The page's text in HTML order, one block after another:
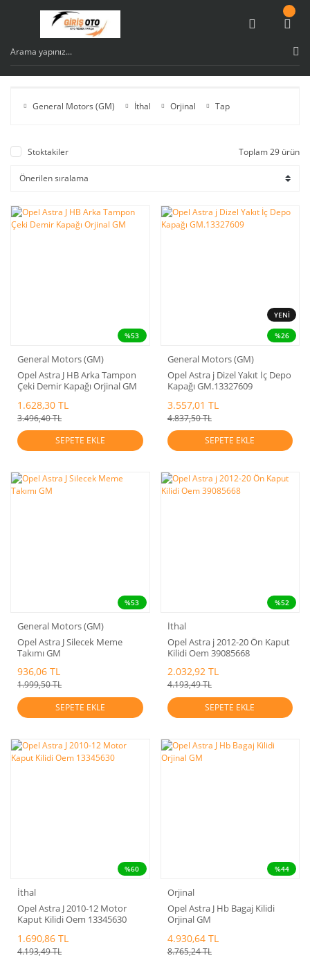
General Motors (GM) İthal Orjinal Tap
Stoktakiler Toplam 29 ürün
%53
General Motors (GM)
Opel Astra J HB Arka Tampon
Çeki Demir Kapağı Orjinal GM
1.628,30 TL
3.496,40 TL
SEPETE EKLE
YENİ
%26
General Motors (GM)
Opel Astra j Dizel Yakıt İç Depo
Kapağı GM.13327609
3.557,01 TL
4.837,50 TL
SEPETE EKLE
%53
General Motors (GM)
Opel Astra J Silecek Meme
Takımı GM
936,06 TL
1.999,50 TL
SEPETE EKLE
%52
İthal
Opel Astra j 2012-20 Ön Kaput
Kilidi Oem 39085668
2.032,92 TL
4.193,49 TL
SEPETE EKLE
%60
İthal
Opel Astra J 2010-12 Motor
Kaput Kilidi Oem 13345630
1.690,86 TL
4.193,49 TL
%44
Orjinal
Opel Astra J Hb Bagaj Kilidi
Orjinal GM
4.930,64 TL
8.765,24 TL